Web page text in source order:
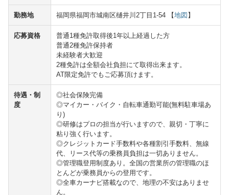
勤務地 福岡県福岡市城南区樋井川2丁目1-54 【地図】
応募資格
普通1種免許取得後1年以上経過した方
普通2種免許保持者
未経験者大歓迎
2種免許は全額会社負担にて取得出来ます。
AT限定免許でもご応募頂けます。
待遇・制
度
◎社会保険完備
◎マイカー・バイク・自転車通勤可能(無料駐車場あ
り)
◎研修はプロの担当が行いますので、親切・丁寧に
粘り強く行います。
◎クレジットカード手数料や各種割引手数料、無線
代、リース代等の乗務員負担は一切ありません。
◎管理職登用制度あり。全国の営業所の管理職のほ
とんどが乗務員からの登用です。
◎全車カーナビ搭載なので、地理の不安はありませ
ん。